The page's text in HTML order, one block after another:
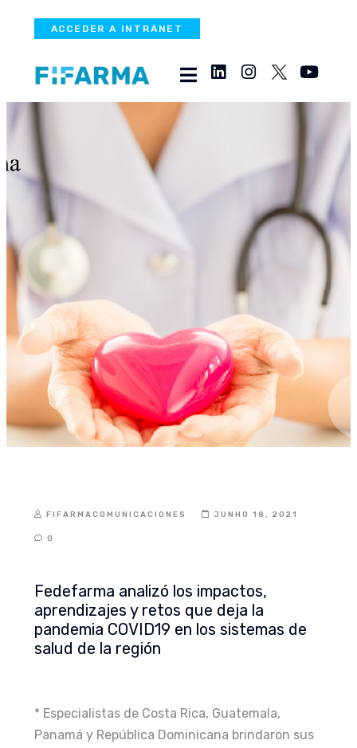
ACCEDER A INTRANET
Fedefarma analizó los
impactos, aprendizajes y
retos que deja la
pandemia COVID19 en los
sistemas de salud de la
región
PUBLICAÇÕES
FIFARMACOMUNICACIONES JUNHO 18, 2021
0
Fedefarma analizó los impactos,
aprendizajes y retos que deja la
pandemia COVID19 en los sistemas de
salud de la región
* Especialistas de Costa Rica, Guatemala,
Panamá y República Dominicana brindaron sus